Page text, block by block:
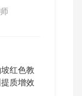
红色教
质增效